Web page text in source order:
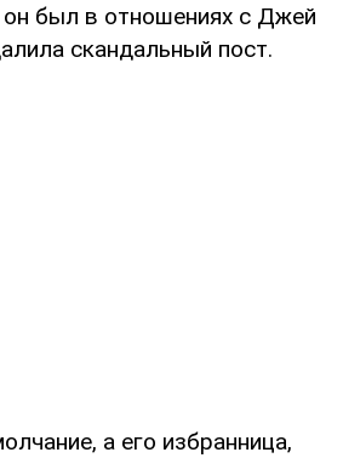
он был в отношениях с Джей
скандальный пост.
а его избранница,